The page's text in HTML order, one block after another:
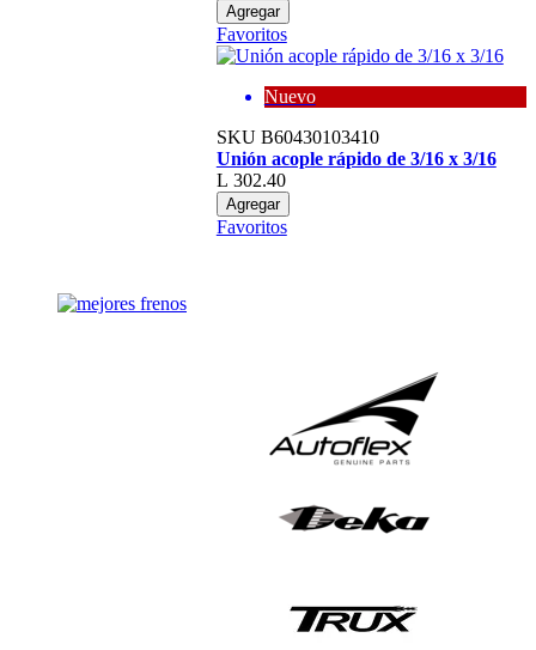
Agregar
Favoritos
Nuevo
SKU B60430103410
Unión acople rápido de 3/16 x 3/16
L 302.40
Agregar
Favoritos